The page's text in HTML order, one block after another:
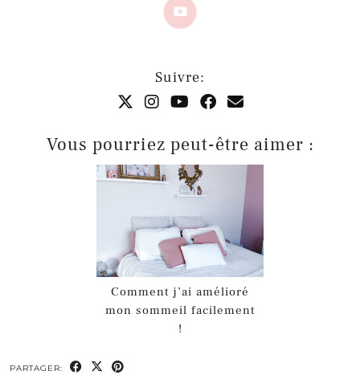
Suivre:
Vous pourriez peut-être aimer :
Comment j’ai amélioré
mon sommeil facilement
!
PARTAGER: